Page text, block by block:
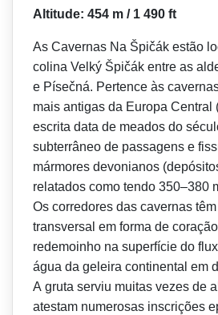
Altitude: 454 m / 1 490 ft
As Cavernas Na Špičák estão
colina Velký Špičák entre as
e Písečná. Pertence às
mais antigas da Europa Central
escrita data de meados do
subterrâneo de passagens e
mármores devonianos
relatados como tendo 350–380
Os corredores das cavernas
transversal em forma de
redemoinho na superfície do
água da geleira continental em
A gruta serviu muitas vezes de
atestam numerosas inscrições